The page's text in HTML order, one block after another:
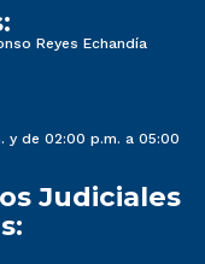
Reyes Echandía
y de 02:00 p.m. a 05:00
Judiciales